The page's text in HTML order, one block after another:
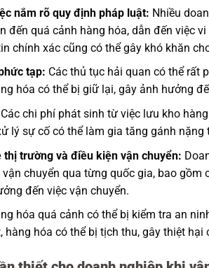
nắm rõ quy định pháp luật: Nhiều
đến quá cảnh hàng hóa, dẫn đến việc
chính xác cũng có thể gây khó khăn
tạp: Các thủ tục hải quan có thể rất
hóa có thể bị giữ lại, gây ảnh hưởng
Các chi phí phát sinh từ việc lưu kho
lý sự cố có thể làm gia tăng gánh nặng
thị trường và điều kiện vận chuyển:
chuyển qua từng quốc gia, bao
đến việc vận chuyển.
hóa quá cảnh có thể bị kiểm tra an
hàng hóa có thể bị tịch thu, gây thiệt